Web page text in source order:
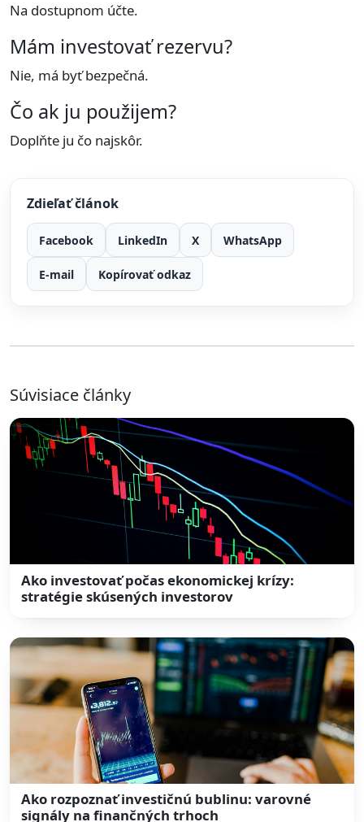
Na dostupnom účte.
Mám investovať rezervu?
Nie, má byť bezpečná.
Čo ak ju použijem?
Doplňte ju čo najskôr.
Zdieľať článok
Facebook LinkedIn X WhatsApp
E-mail Kopírovať odkaz
Súvisiace články
Ako investovať počas ekonomickej krízy:
stratégie skúsených investorov
Ako rozpoznať investičnú bublinu: varovné
signály na finančných trhoch